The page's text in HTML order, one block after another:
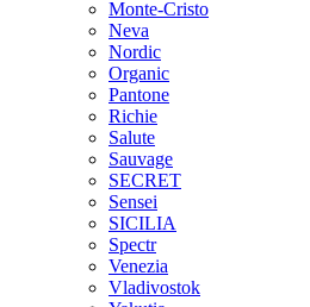
Monte-Cristo
Neva
Nordic
Organic
Pantone
Richie
Salute
Sauvage
SECRET
Sensei
SICILIA
Spectr
Venezia
Vladivostok